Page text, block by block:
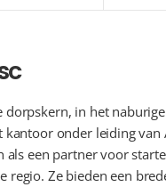
dorpskern, in het
kantoor onder leiding van
als een partner voor
regio. Ze bieden een